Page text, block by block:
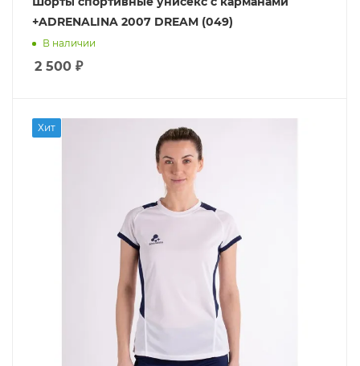
+ADRENALINA 2007 DREAM (049)
В наличии
2 500 ₽
Хит